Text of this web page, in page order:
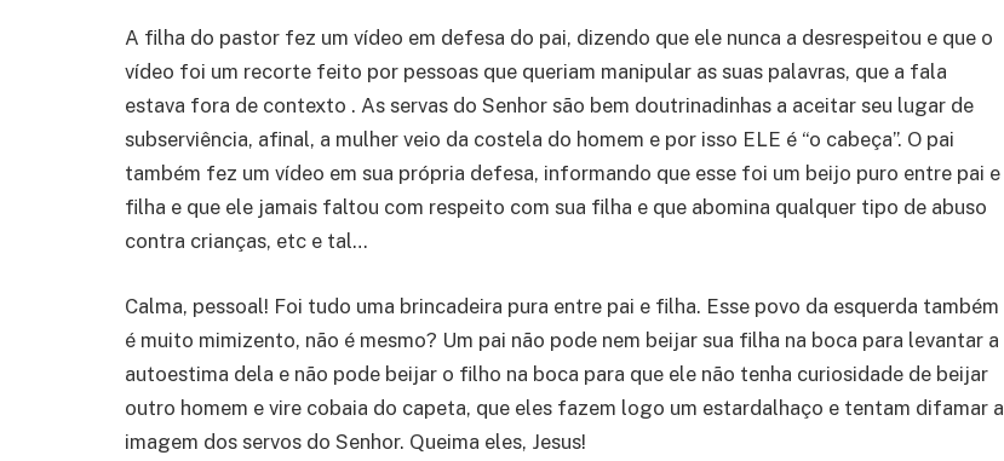
A filha do pastor fez um vídeo em defesa do pai, dizendo que ele nunca a desrespeitou e que o
vídeo foi um recorte feito por pessoas que queriam manipular as suas palavras, que a fala
estava fora de contexto . As servas do Senhor são bem doutrinadinhas a aceitar seu lugar de
subserviência, afinal, a mulher veio da costela do homem e por isso ELE é “o cabeça”. O pai
também fez um vídeo em sua própria defesa, informando que esse foi um beijo puro entre pai e
filha e que ele jamais faltou com respeito com sua filha e que abomina qualquer tipo de abuso
contra crianças, etc e tal…
Calma, pessoal! Foi tudo uma brincadeira pura entre pai e filha. Esse povo da esquerda também
é muito mimizento, não é mesmo? Um pai não pode nem beijar sua filha na boca para levantar a
autoestima dela e não pode beijar o filho na boca para que ele não tenha curiosidade de beijar
outro homem e vire cobaia do capeta, que eles fazem logo um estardalhaço e tentam difamar a
imagem dos servos do Senhor. Queima eles, Jesus!